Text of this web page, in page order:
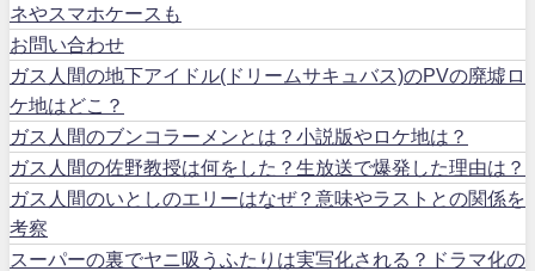
ネやスマホケースも
お問い合わせ
ガス人間の地下アイドル(ドリームサキュバス)のPVの廃墟ロ
ケ地はどこ？
ガス人間のブンコラーメンとは？小説版やロケ地は？
ガス人間の佐野教授は何をした？生放送で爆発した理由は？
ガス人間のいとしのエリーはなぜ？意味やラストとの関係を
考察
スーパーの裏でヤニ吸うふたりは実写化される？ドラマ化の